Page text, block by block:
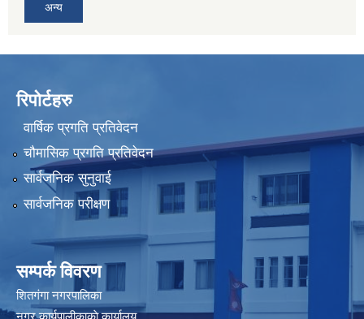
अन्य
रिपोर्टहरु
वार्षिक प्रगति प्रतिवेदन
चौमासिक प्रगति प्रतिवेदन
सार्वजनिक सुनुवाई
सार्वजनिक परीक्षण
सम्पर्क विवरण
शितगंगा नगरपालिका
नगर कार्यपालीकाकाे कार्यालय